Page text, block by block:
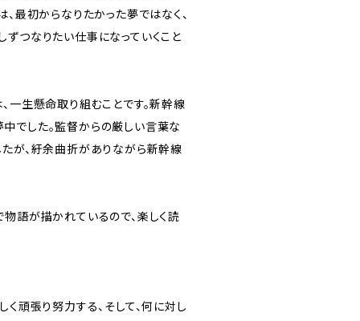
、最初からなりたかった夢ではなく、
つなりたい仕事になっていくこと
一生懸命取り組むことです。新幹線
でした。監督からの厳しい言葉な
たが、紆余曲折がありながら新幹線
語が描かれているので、楽しく読
く頑張り努力する、そして、何に対し